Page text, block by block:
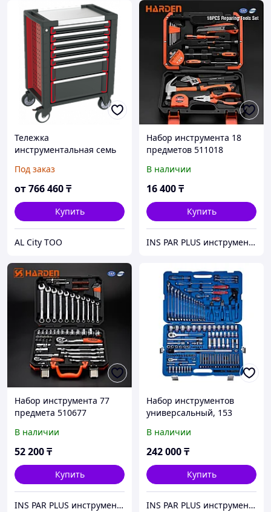
Тележка
инструментальная семь
набор инструмента 231
предмет, цвет красный.
Под заказ
от766 460₸
Купить
AL City ТОО
Набор инструмента 18
предметов 511018
В наличии
16 400₸
Купить
INS PAR PLUS инструмент профессиональный
Набор инструмента 77
предмета 510677
В наличии
52 200₸
Купить
INS PAR PLUS инструмент профессиональный
Набор инструментов
универсальный, 153
7553MR
В наличии
242 000₸
Купить
INS PAR PLUS инструмент профессиональный